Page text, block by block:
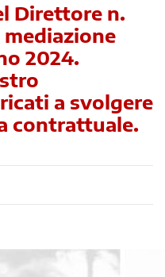
Direttore n.
2024.
a svolgere
contrattuale.